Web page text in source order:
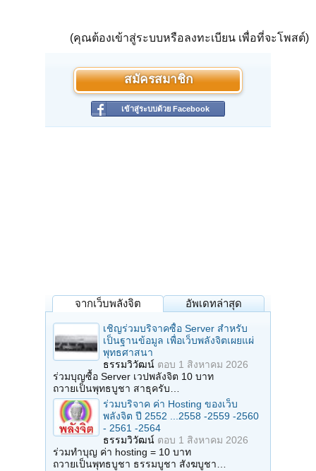
(คุณต้องเข้าสู่ระบบหรือลงทะเบียน เพื่อที่จะโพสต์)
สมัครสมาชิก
เข้าสู่ระบบด้วย Facebook
จากเว็บพลังจิต อัพเดทล่าสุด
เชิญร่วมบริจาคซื้อ Server สำหรับ
เป็นฐานข้อมูล เพื่อเว็บพลังจิตเผยแผ่
พุทธศาสนา
ธรรมวิวัฒน์ ตอบ 1 สิงหาคม 2026
ร่วมบุญซื้อ Server เวปพลังจิต 10 บาท
ถวายเป็นพุทธบูชา สาธุครับ…
ร่วมบริจาค ค่า Hosting ของเว็บ
พลังจิต ปี 2552 ...2558 -2559 -2560
- 2561 -2564
ธรรมวิวัฒน์ ตอบ 1 สิงหาคม 2026
ร่วมทำบุญ ค่า hosting = 10 บาท
ถวายเป็นพุทธบูชา ธรรมบูชา สังฆบูชา…